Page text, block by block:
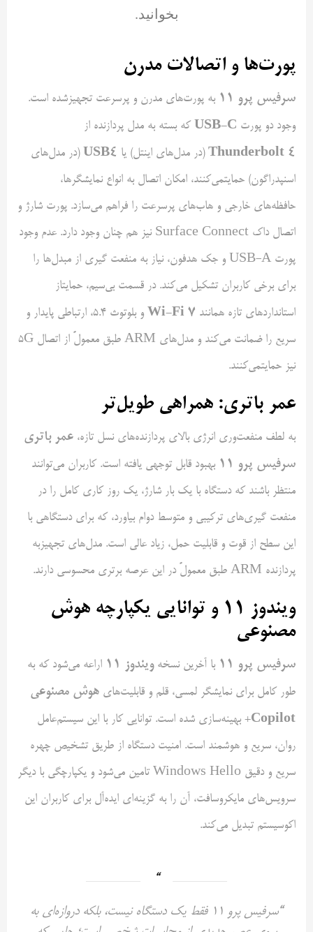
بخوانید.
پورت‌ها و اتصالات مدرن
سرفیس پرو ۱۱ به پورت‌های مدرن و پرسرعت تجهیزشده است.
وجود دو پورت USB-C که بسته به مدل پردازنده از
Thunderbolt 4 (در مدل‌های اینتل) یا USB4 (در مدل‌های
اسنپدراگون) حمایتمی‌کنند، امکان اتصال به انواع نمایشگرها،
حافظه‌های خارجی و هاب‌های پرسرعت را فراهم می‌سازد. پورت شارژ و
اتصال داک Surface Connect نیز هم چنان وجود دارد. عدم وجود
پورت USB-A و جک هدفون، نیاز به منفعت گیری از مبدل‌ها را
برای برخی کاربران تشکیل می‌کند. در قسمت بی‌سیم، حمایتاز
استانداردهای تازه همانند Wi-Fi 7
و بلوتوث ۵.۴، ارتباطی پایدار و
سریع را ضمانت می‌کند و مدل‌های ARM طبق معمولً از اتصال 5G
نیز حمایتمی‌کنند.
عمر باتری: همراهی طویل‌تر
به لطف منفعت‌وری انرژی بالای پردازنده‌های نسل تازه، عمر باتری
سرفیس پرو ۱۱ بهبود قابل توجهی یافته است. کاربران می‌توانند
منتظر باشند که دستگاه با یک بار شارژ، یک روز کاری کامل را در
منفعت گیری‌های ترکیبی و متوسط دوام بیاورد، که برای دستگاهی با
این سطح از قوت و قابلیت حمل، زیاد عالی است. مدل‌های تجهیزبه
پردازنده ARM طبق معمولً در این عرصه برتری محسوسی دارند.
ویندوز ۱۱ و توانایی یکپارچه هوش
مصنوعی
سرفیس پرو ۱۱ با آخرین نسخهویندوز ۱۱ اراعه می‌شود که به
طور کامل برای نمایشگر لمسی، قلم و قابلیت‌های هوش مصنوعی
Copilot
+ بهینه‌سازی شده است. توانایی کار با این سیستم‌عامل
روان، سریع و هوشمند است. امنیت دستگاه از طریق تشخیص چهره
سریع و دقیق Windows Hello تامین می‌شود و یکپارچگی با دیگر
سرویس‌های مایکروسافت، آن را به گزینه‌ای ایده‌آل برای کاربران این
اکوسیستم تبدیل می‌کند.
“سرفیس پرو ۱۱ فقط یک دستگاه نیست، بلکه دروازه‌ای به